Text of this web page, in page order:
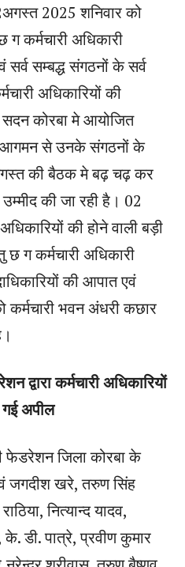
2025 शनिवार को
कर्मचारी अधिकारी
सम्बद्ध संगठनों के सर्व
अधिकारियों की
कोरबा मे आयोजित
के आगमन से उनके संगठनों के
अगस्त की बैठक मे बढ़ चढ़ कर
की जा रही है। 02
की होने वाली बड़ी
ग कर्मचारी अधिकारी
की आपात एवं
भवन अंधरी कछार
द्वारा कर्मचारी अधिकारियों
अपील
फेडरेशन जिला कोरबा के
जगदीश खरे, तरुण सिंह
नित्यान्द यादव,
डी. पात्रे, प्रवीण कुमार